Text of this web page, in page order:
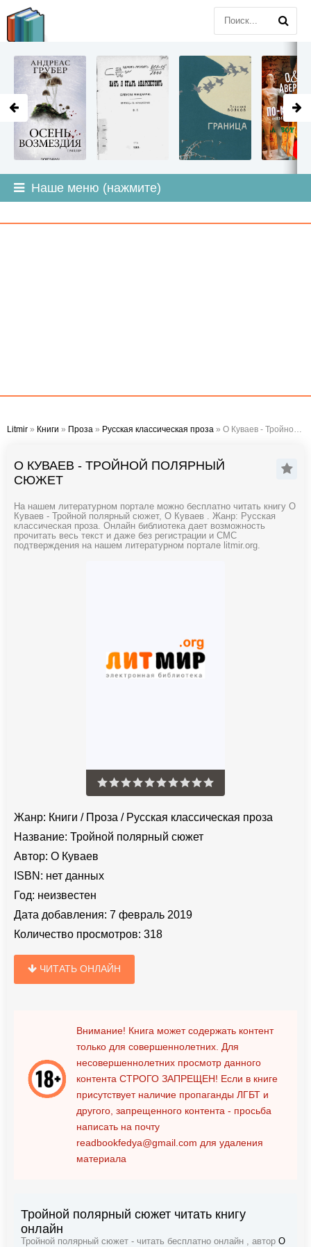
Наше меню (нажмите)
Litmir » Книги » Проза » Русская классическая проза » О Куваев - Тройной полярный сюжет
О КУВАЕВ - ТРОЙНОЙ ПОЛЯРНЫЙ
СЮЖЕТ
На нашем литературном портале можно бесплатно читать книгу О
Куваев - Тройной полярный сюжет, О Куваев . Жанр: Русская
классическая проза. Онлайн библиотека дает возможность
прочитать весь текст и даже без регистрации и СМС
подтверждения на нашем литературном портале litmir.org.
Жанр: Книги / Проза / Русская классическая проза
Название: Тройной полярный сюжет
Автор: О Куваев
ISBN: нет данных
Год: неизвестен
Дата добавления: 7 февраль 2019
Количество просмотров: 318
ЧИТАТЬ ОНЛАЙН
Внимание! Книга может содержать контент
только для совершеннолетних. Для
несовершеннолетних просмотр данного
контента СТРОГО ЗАПРЕЩЕН! Если в книге
присутствует наличие пропаганды ЛГБТ и
другого, запрещенного контента - просьба
написать на почту
readbookfedya@gmail.com для удаления
материала
Тройной полярный сюжет читать книгу
онлайн
Тройной полярный сюжет - читать бесплатно онлайн , автор О
LITMIR.ORG